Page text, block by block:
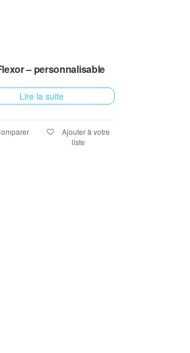
– personnalisable
Lire la suite
Ajouter à votre
liste